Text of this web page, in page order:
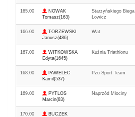
165.00
NOWAK
Tomasz(163)
Starzyńskiego Biega
Łowicz
166.00
TORZEWSKI
Janusz(486)
Wat
167.00
WITKOWSKA
Edyta(1645)
Kuźnia Triathlonu
168.00
PAWELEC
Kamil(537)
Pzu Sport Team
169.00
PYTLOS
Marcin(83)
Naprzód Młociny
170.00
BUCZEK